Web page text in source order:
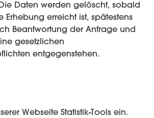
Daten werden gelöscht, sobald
Erhebung erreicht ist, spätestens
Beantwortung der Anfrage und
gesetzlichen
entgegenstehen.
Webseite Statistik-Tools ein.